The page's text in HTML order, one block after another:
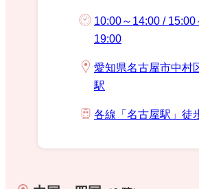
10:00～14:00 / 15:00
19:00
愛知県名古屋市中村
駅
各線「名古屋駅」徒